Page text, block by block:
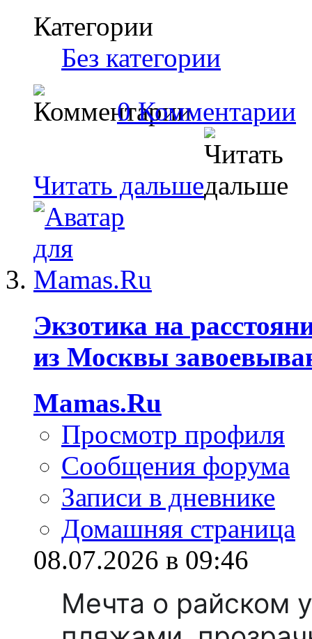
Категории
Без категории
0 Комментарии
Читать дальше
Экзотика на
из Москвы
Mamas.Ru
Просмотр профиля
Сообщения форума
Записи в дневнике
Домашняя страница
08.07.2026 в 09:46
Мечта о райском